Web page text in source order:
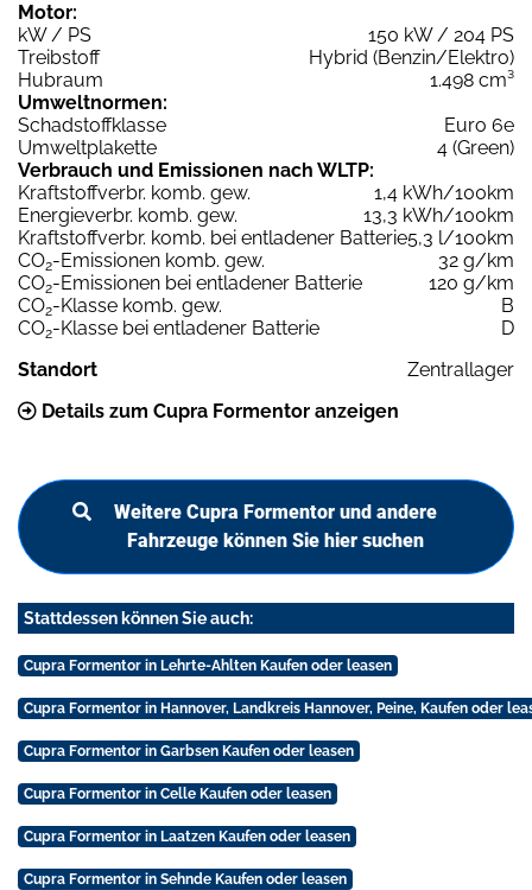
Motor:
kW / PS
150 kW / 204 PS
Treibstoff
Hybrid (Benzin/Elektro)
Hubraum
1.498 cm³
Umweltnormen:
Schadstoffklasse
Euro 6e
Umweltplakette
4 (Green)
Verbrauch und Emissionen nach WLTP:
Kraftstoffverbr. komb. gew.
1,4 kWh/100km
Energieverbr. komb. gew.
13,3 kWh/100km
Kraftstoffverbr. komb. bei entladener Batterie5,3 l/100km
CO2-Emissionen komb. gew.
32 g/km
CO2-Emissionen bei entladener Batterie
120 g/km
CO2-Klasse komb. gew.
B
CO2-Klasse bei entladener Batterie
D
Standort
Zentrallager
Details zum Cupra Formentor anzeigen
Weitere Cupra Formentor und andere
Fahrzeuge können Sie hier suchen
Stattdessen können Sie auch:
Cupra Formentor in Lehrte-Ahlten Kaufen oder leasen
Cupra Formentor in Hannover, Landkreis Hannover, Peine, Kaufen oder
Cupra Formentor in Garbsen Kaufen oder leasen
Cupra Formentor in Celle Kaufen oder leasen
Cupra Formentor in Laatzen Kaufen oder leasen
Cupra Formentor in Sehnde Kaufen oder leasen